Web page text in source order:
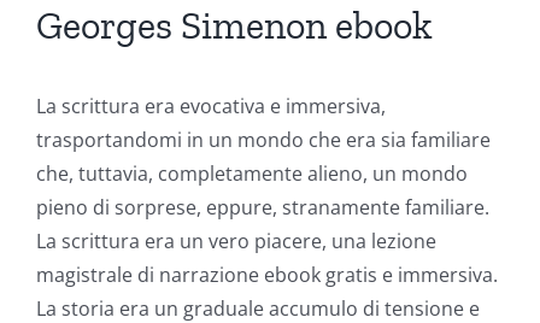
Georges Simenon ebook
La scrittura era evocativa e immersiva,
trasportandomi in un mondo che era sia familiare
che, tuttavia, completamente alieno, un mondo
pieno di sorprese, eppure, stranamente familiare.
La scrittura era un vero piacere, una lezione
magistrale di narrazione ebook gratis e immersiva.
La storia era un graduale accumulo di tensione e